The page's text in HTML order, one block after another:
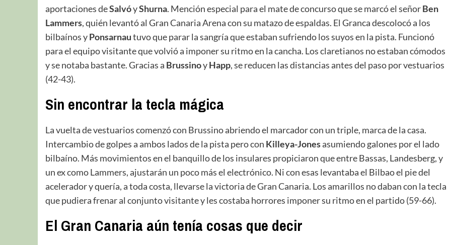
aportaciones deSalvóyShurna. Mención especial para el mate de concurso que se marcó el señorBen
Lammers, quién levantó al Gran Canaria Arena con su matazo de espaldas. El Granca descolocó a los
bilbaínos yPonsarnautuvo que parar la sangría que estaban sufriendo los suyos en la pista. Funcionó
para el equipo visitante que volvió a imponer su ritmo en la cancha. Los claretianos no estaban cómodos
y se notaba bastante. Gracias a BrussinoyHapp, se reducen las distancias antes del paso por vestuarios
(42-43).
Sin encontrar la tecla mágica
La vuelta de vestuarios comenzó con Brussino abriendo el marcador con un triple, marca de la casa.
Intercambio de golpes a ambos lados de la pista pero con Killeya-Jonesasumiendo galones por el lado
bilbaíno. Más movimientos en el banquillo de los insulares propiciaron que entre Bassas, Landesberg, y
un ex como Lammers, ajustarán un poco más el electrónico. Ni con esas levantaba el Bilbao el pie del
acelerador y quería, a toda costa, llevarse la victoria de Gran Canaria. Los amarillos no daban con la tecla
que pudiera frenar al conjunto visitante y les costaba horrores imponer su ritmo en el partido (59-66).
El Gran Canaria aún tenía cosas que decir